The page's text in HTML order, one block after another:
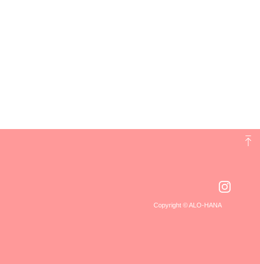
Copyright © ALO-HANA